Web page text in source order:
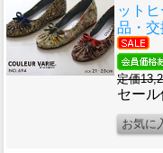
ット
品・
定価
セール